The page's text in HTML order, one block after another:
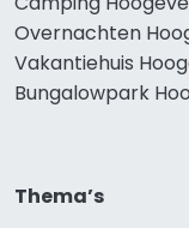
Overnachten
Vakantiehuis
Bungalowpark
Thema’s